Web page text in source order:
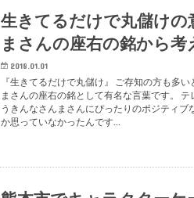
生きてるだけで丸儲けの
まさんの座右の銘から考
2018.01.01
『生きてるだけで丸儲け』 ご存知の方も多
まさんの座右の銘として有名な言葉です。 テ
うきんなさんまさんにぴったりのポジティブ
か思っていなかったんです…